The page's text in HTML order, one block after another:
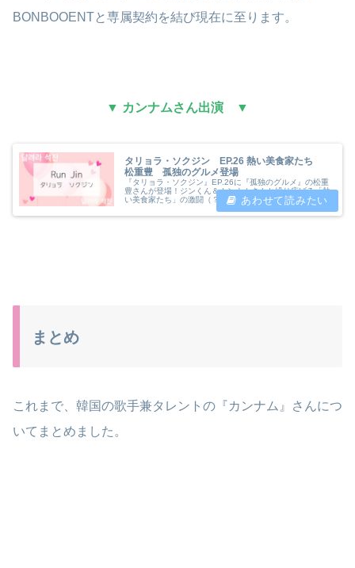
BONBOOENTと専属契約を結び現在に至ります。
▼ カンナムさん出演 ▼
タリョラ・ソクジン EP.26 熱い美食家たち
松重豊 孤独のグルメ登場
『タリョラ・ソクジン』EP.26に『孤独のグルメ』の松重
豊さんが登場！ジンくん＆カンナムさんと繰り広げる「熱
い美食家たち」の激闘（？）をレポ。豪華すぎる日韓共演
の見どころや視聴方法を「かのさぽ」が分かりやすくまと
めました。
まとめ
これまで、韓国の歌手兼タレントの『カンナム』さんにつ
いてまとめました。